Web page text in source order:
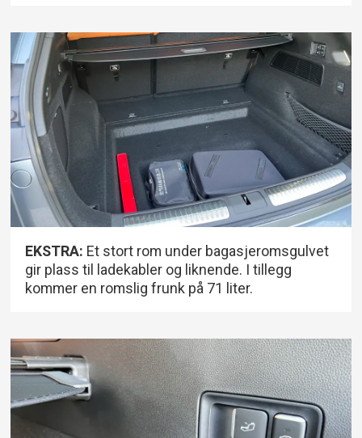
EKSTRA: Et stort rom under bagasjeromsgulvet
gir plass til ladekabler og liknende. I tillegg
kommer en romslig frunk på 71 liter.